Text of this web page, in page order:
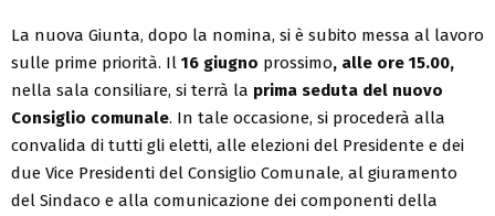
La nuova Giunta, dopo la nomina, si è subito messa al lavoro
sulle prime priorità. Il 16 giugno prossimo, alle ore 15.00,
nella sala consiliare, si terrà la prima seduta del nuovo
Consiglio comunale. In tale occasione, si procederà alla
convalida di tutti gli eletti, alle elezioni del Presidente e dei
due Vice Presidenti del Consiglio Comunale, al giuramento
del Sindaco e alla comunicazione dei componenti della